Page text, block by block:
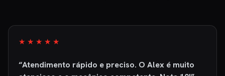
★★★★★
“Fui muito bem atendido, produto excelente de